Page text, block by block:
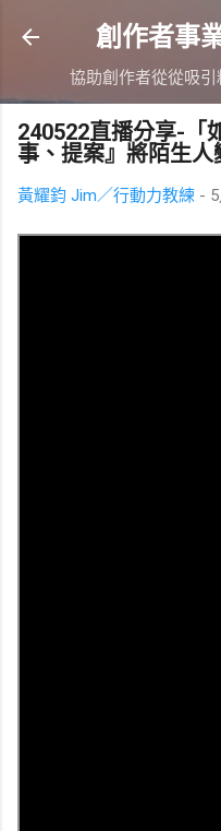
跳
創作者事
協助創作者從從吸
240522直播分享-「
事、提案』將陌生人
黃耀鈞 Jim／行動力教練 -